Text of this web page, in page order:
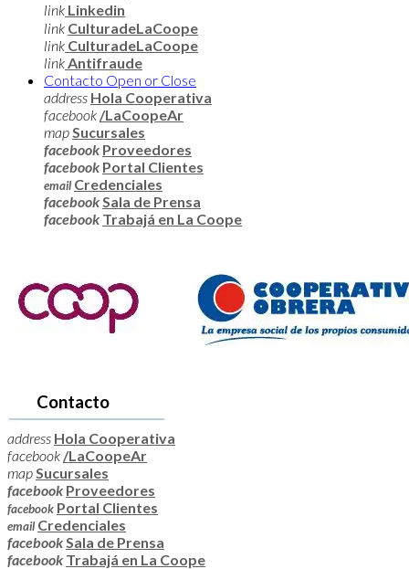
link Linkedin
link CulturadeLaCoope
link CulturadeLaCoope
linkAntifraude
Contacto Open or Close
address Hola Cooperativa
facebook /LaCoopeAr
mapSucursales
facebook Proveedores
facebook Portal Clientes
email Credenciales
facebookSala de Prensa
facebook Trabajá en La Coope
Contacto
address Hola Cooperativa
facebook /LaCoopeAr
mapSucursales
facebook Proveedores
facebook Portal Clientes
email Credenciales
facebookSala de Prensa
facebook Trabajá en La Coope